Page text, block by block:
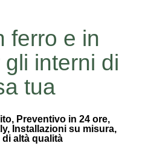
ferro e in
gli interni di
tua
Preventivo in 24 ore,
Installazioni su misura,
di altà qualità